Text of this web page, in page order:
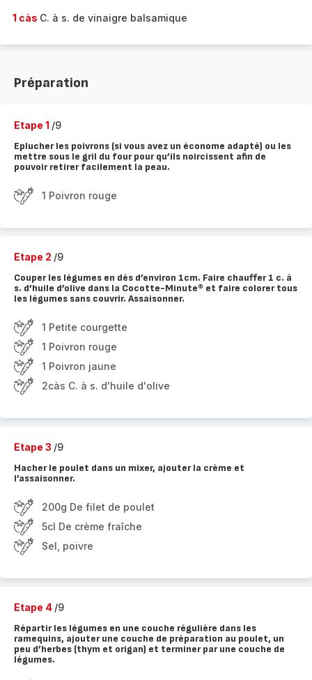
1 càs C. à s. de vinaigre balsamique
Préparation
Etape 1 /9
Eplucher les poivrons (si vous avez un économe adapté) ou les
mettre sous le gril du four pour qu’ils noircissent afin de
pouvoir retirer facilement la peau.
1 Poivron rouge
Etape 2 /9
Couper les légumes en dés d’environ 1cm. Faire chauffer 1 c. à
s. d’huile d’olive dans la Cocotte-Minute® et faire colorer tous
les légumes sans couvrir. Assaisonner.
1 Petite courgette
1 Poivron rouge
1 Poivron jaune
2càs C. à s. d'huile d'olive
Etape 3 /9
Hacher le poulet dans un mixer, ajouter la crème et
l’assaisonner.
200g De filet de poulet
5cl De crème fraîche
Sel, poivre
Etape 4 /9
Répartir les légumes en une couche régulière dans les
ramequins, ajouter une couche de préparation au poulet, un
peu d’herbes (thym et origan) et terminer par une couche de
légumes.